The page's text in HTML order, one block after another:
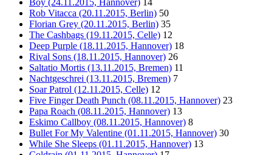
Rob Vitacca (20.11.2015, Berlin) 50
Florian Grey (20.11.2015, Berlin) 35
The Cashbags (19.11.2015, Celle) 12
Deep Purple (18.11.2015, Hannover) 18
Rival Sons (18.11.2015, Hannover) 26
Saltatio Mortis (13.11.2015, Bremen) 11
Nachtgeschrei (13.11.2015, Bremen) 7
Soar Patrol (12.11.2015, Celle) 12
Five Finger Death Punch (08.11.2015, Hannover) 23
Papa Roach (08.11.2015, Hannover) 13
Eskimo Callboy (08.11.2015, Hannover) 8
Bullet For My Valentine (01.11.2015, Hannover) 30
While She Sleeps (01.11.2015, Hannover) 13